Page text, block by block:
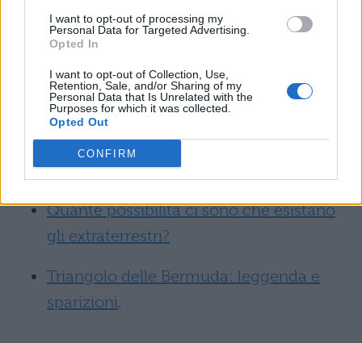
I want to opt-out of processing my
Personal Data for Targeted Advertising.
Opted In
I want to opt-out of Collection, Use,
Retention, Sale, and/or Sharing of my
Personal Data that Is Unrelated with the
Purposes for which it was collected.
Opted Out
CONFIRM
morte per schiacciamento del torace poiché
si rifiutò di parlare in segno di protesta
durante il processo.
Leggi anche:
Cosa sono i Poltergeist? Fenomeno e
spiegazione;
Quante possibilità ci sono che esistano
gli extraterrestri?
Triangolo delle Bermuda: leggenda e
sparizioni.